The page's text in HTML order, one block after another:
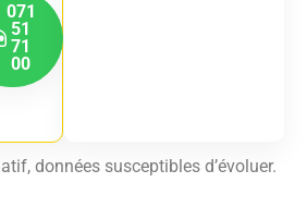
071
51
71
00
données susceptibles d’évoluer.